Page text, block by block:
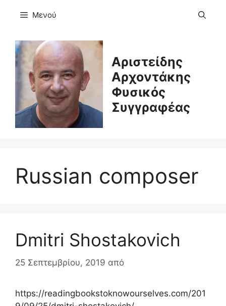
Μενού
Αριστείδης
Αρχοντάκης
Φυσικός
Συγγραφέας
Russian composer
Dmitri Shostakovich
25 Σεπτεμβρίου, 2019 από
https://readingbookstoknowourselves.com/201